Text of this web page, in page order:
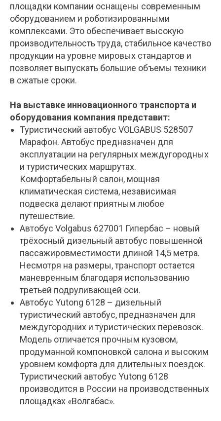
площадки компании оснащены современным
оборудованием и роботизированными
комплексами. Это обеспечивает высокую
производительность труда, стабильное качество
продукции на уровне мировых стандартов и
позволяет выпускать большие объемы техники
в сжатые сроки.
На выставке инновационного транспорта и
оборудования компания представит:
Туристический автобус VOLGABUS 528507
Марафон. Автобус предназначен для
эксплуатации на регулярных междугородных
и туристических маршрутах.
Комфортабельный салон, мощная
климатическая система, независимая
подвеска делают приятным любое
путешествие.
Автобус Volgabus 627001 Гипербас – новый
трёхосный дизельный автобус повышенной
пассажировместимости длиной 14,5 метра.
Несмотря на размеры, транспорт остается
маневренным благодаря использованию
третьей подруливающей оси.
Автобус Yutong 6128 – дизельный
туристический автобус, предназначен для
междугородних и туристических перевозок.
Модель отличается прочным кузовом,
продуманной компоновкой салона и высоким
уровнем комфорта для длительных поездок.
Туристический автобус Yutong 6128
производится в России на производственных
площадках «Волгабас».